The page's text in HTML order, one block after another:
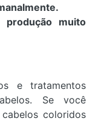
muito
e tratamentos
Se você
coloridos